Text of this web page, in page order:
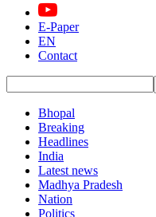
E-Paper
EN
Contact
Bhopal
Breaking
Headlines
India
Latest news
Madhya Pradesh
Nation
Politics